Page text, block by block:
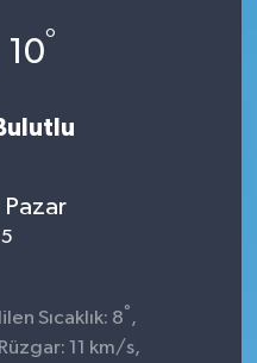
10°
Sıcaklık: 8° ,
11 km/s,